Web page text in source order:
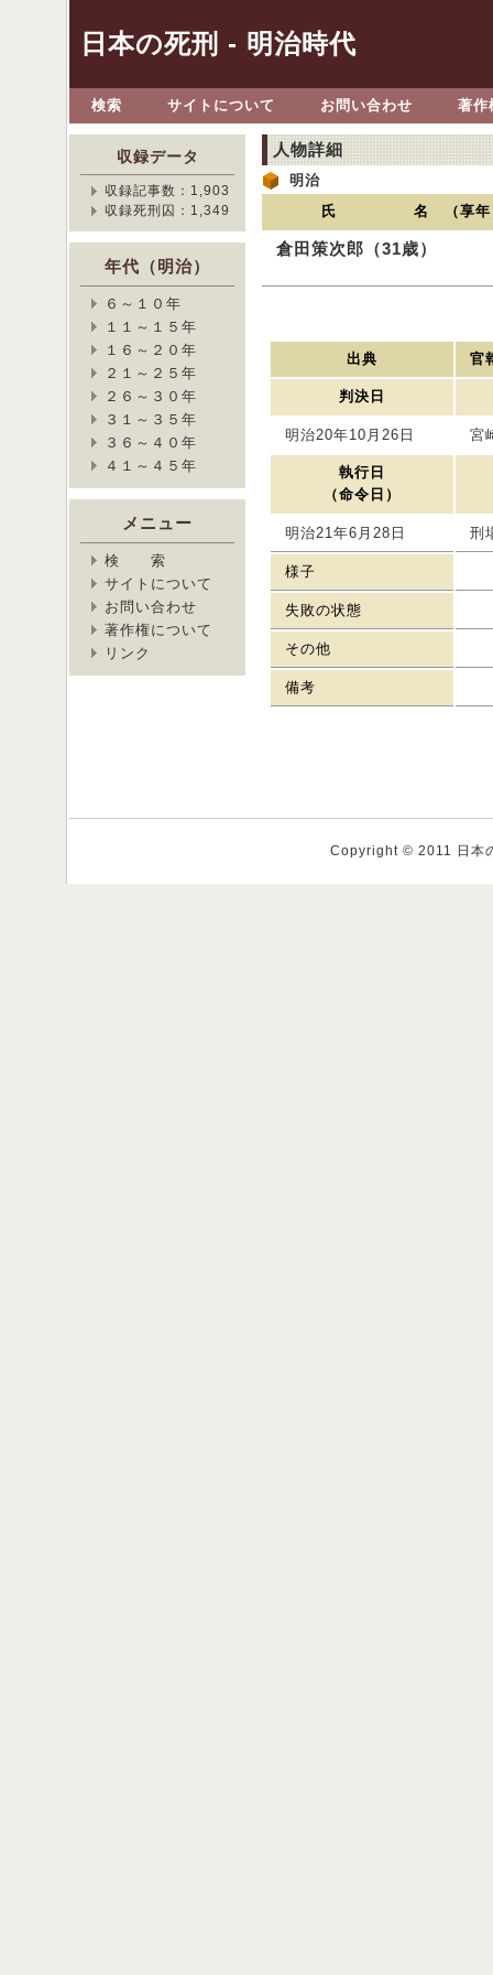
日本の死刑 - 明治時代
検索 サイトについて お問い合わせ 著作
人物詳細
明治
氏 名 （享年
倉田策次郎（31歳）
出典 官
判決日
明治20年10月26日 宮
執行日
（命令日）
明治21年6月28日 刑
様子
失敗の状態
その他
備考
収録データ
収録記事数：1,903
収録死刑囚：1,349
年代（明治）
６～１０年
１１～１５年
１６～２０年
２１～２５年
２６～３０年
３１～３５年
３６～４０年
４１～４５年
メニュー
検 索
サイトについて
お問い合わせ
著作権について
リンク
Copyright © 2011 日本